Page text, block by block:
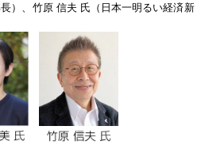
）、竹原 信夫 氏（日本一明るい経済新